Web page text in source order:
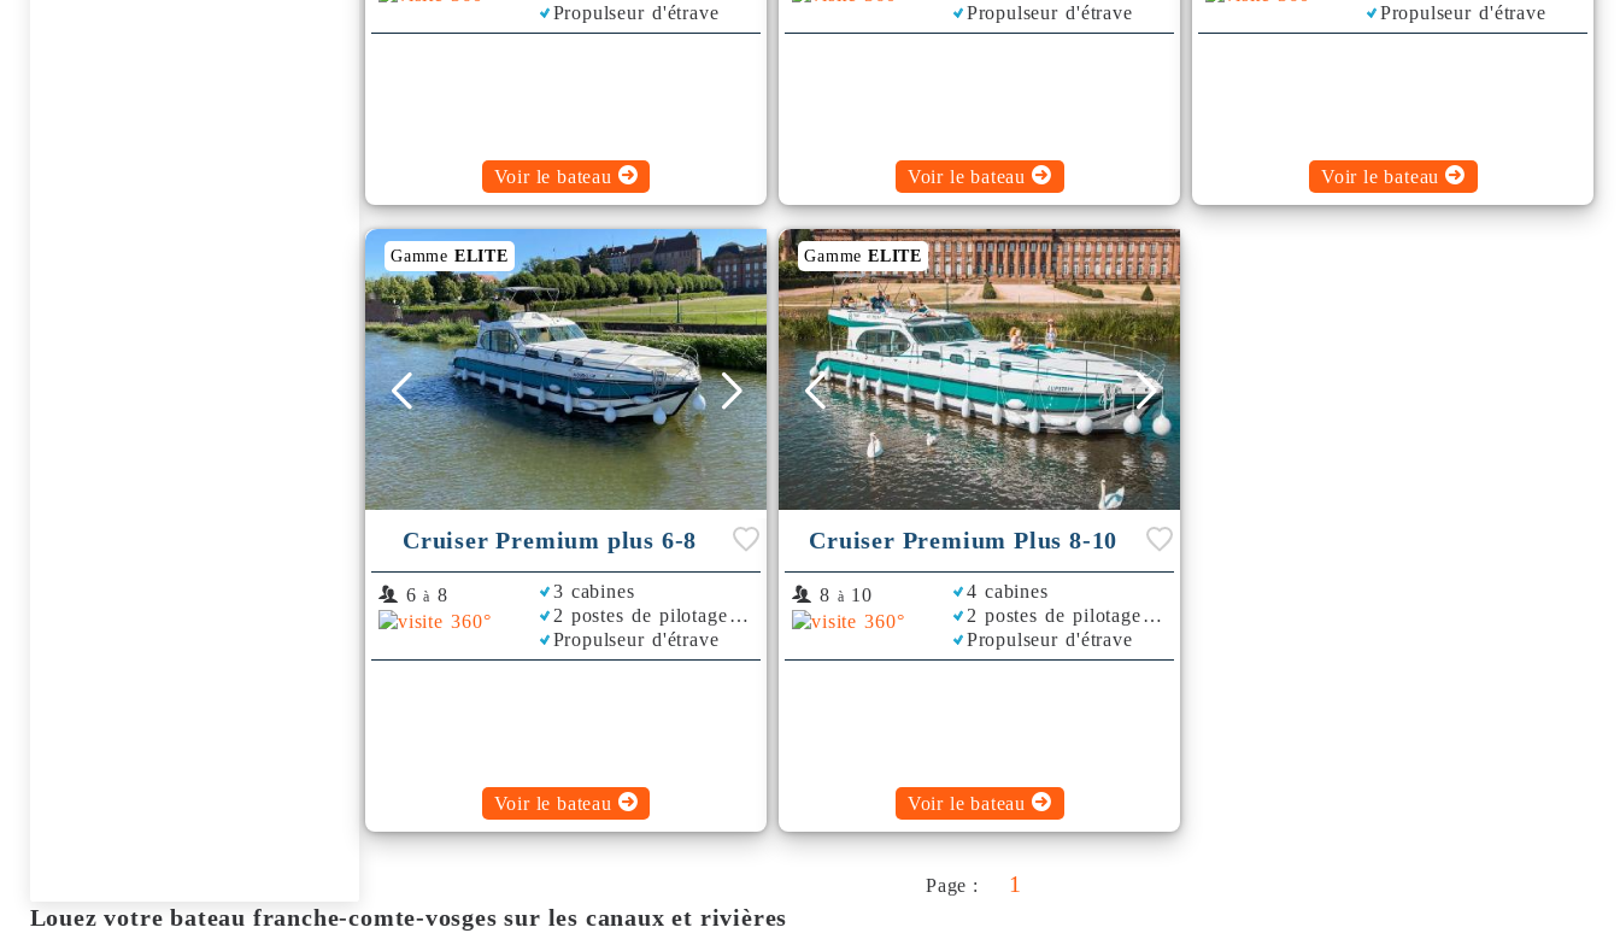
Propulseur d'étrave
Voir le bateau
Propulseur d'étrave
Climatisation
Voir le bateau
Propulseur d'étrave
Climatisation
Voir le bateau
Gamme ELITE
Cruiser Premium plus 6-8
6 à 8
3 cabines
2 postes de pilotage
Propulseur d'étrave
Climatisation
Voir le bateau
Gamme ELITE
Cruiser Premium Plus 8-10
8 à 10
4 cabines
2 postes de pilotage
Propulseur d'étrave
Climatisation
Voir le bateau
Page :
1
Louez votre bateau franche-comte-vosges sur les canaux et rivières